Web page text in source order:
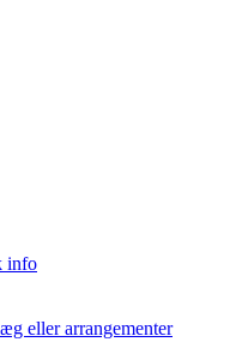
info
eller arrangementer